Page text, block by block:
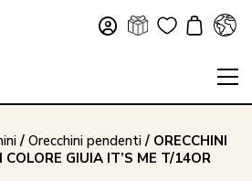
/ Orecchini pendenti/ ORECCHINI
COLORE GIUIA IT’S ME T/14OR